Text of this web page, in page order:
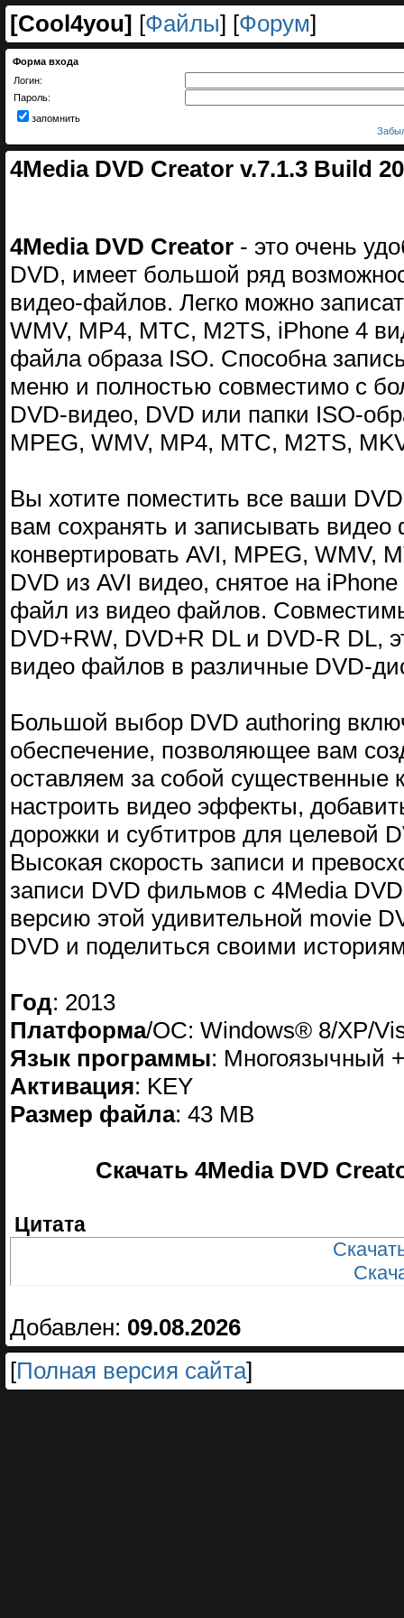
[Cool4you] [Файлы] [Форум]
Форма входа
Логин:
Пароль:
запомнить
4Media DVD Creator v.7.1.3 Build
4Media DVD Creator - это очень
DVD, имеет большой ряд
видео-файлов. Легко можно
WMV, MP4, МТС, M2TS, iPhone 4
файла образа ISO. Способна
меню и полностью совместимо с
DVD-видео, DVD или папки ISO-
MPEG, WMV, MP4, МТС, M2TS,
Вы хотите поместить все ваши
вам сохранять и записывать
конвертировать AVI, MPEG, WMV,
DVD из AVI видео, снятое на
файл из видео файлов.
DVD+RW, DVD+R DL и DVD-R DL,
видео файлов в различные DVD-
Большой выбор DVD authoring
обеспечение, позволяющее вам
оставляем за собой существенные
настроить видео эффекты,
дорожки и субтитров для целевой
Высокая скорость записи и
записи DVD фильмов с 4Media
версию этой удивительной movie
DVD и поделиться своими
Год: 2013
Платформа/OC: Windows® 8/XP/
Язык программы: Многоязычный
Активация: KEY
Размер файла: 43 MB
Скачать 4Media DVD
Цитата
Добавлен: 09.08.2026
[Полная версия сайта]